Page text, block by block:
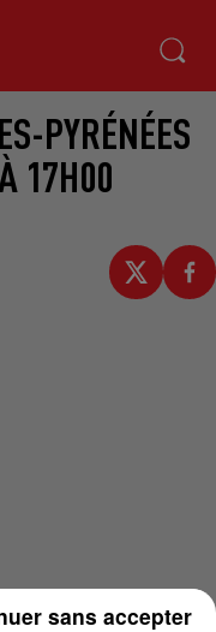
PYRÉNÉES
17H00
sans accepter